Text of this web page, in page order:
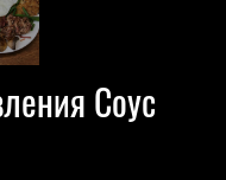
Соус